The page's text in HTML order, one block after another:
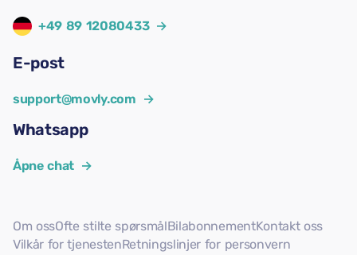
+49 89 12080433 →
E-post
support@movly.com →
Whatsapp
Åpne chat →
Om ossOfte stilte spørsmålBilabonnementKontakt oss
Vilkår for tjenestenRetningslinjer for personvern